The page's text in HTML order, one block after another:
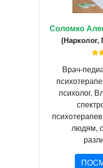
Соломко
(Нарколог,
Врач-
психолог.
людям,